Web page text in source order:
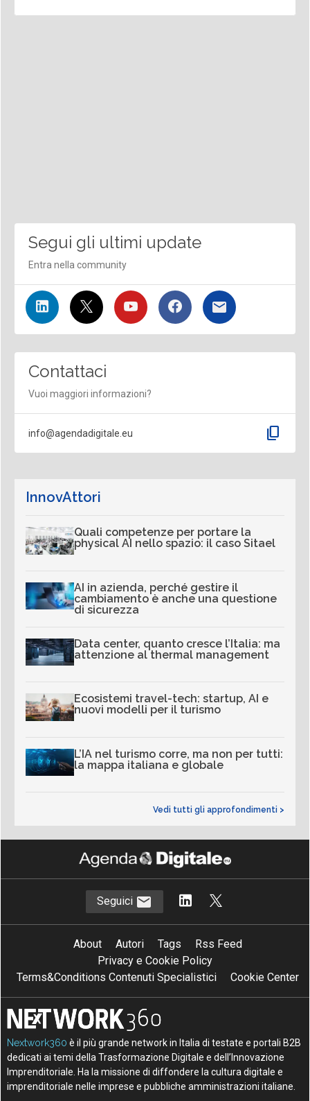
Segui gli ultimi update
Entra nella community
Contattaci
Vuoi maggiori informazioni?
info@agendadigitale.eu content_copy
InnovAttori
Quali competenze per portare la
physical AI nello spazio: il caso Sitael
AI in azienda, perché gestire il
cambiamento è anche una questione
di sicurezza
Data center, quanto cresce l’Italia: ma
attenzione al thermal management
Ecosistemi travel-tech: startup, AI e
nuovi modelli per il turismo
L’IA nel turismo corre, ma non per tutti:
la mappa italiana e globale
Vedi tutti gli approfondimenti >
Seguici
About Autori Tags
Rss Feed
Privacy e Cookie Policy
Terms&Conditions Contenuti Specialistici
Cookie Center
Nextwork360 è il più grande network in Italia di testate e portali B2B
dedicati ai temi della Trasformazione Digitale e dell’Innovazione
Imprenditoriale. Ha la missione di diffondere la cultura digitale e
imprenditoriale nelle imprese e pubbliche amministrazioni italiane.